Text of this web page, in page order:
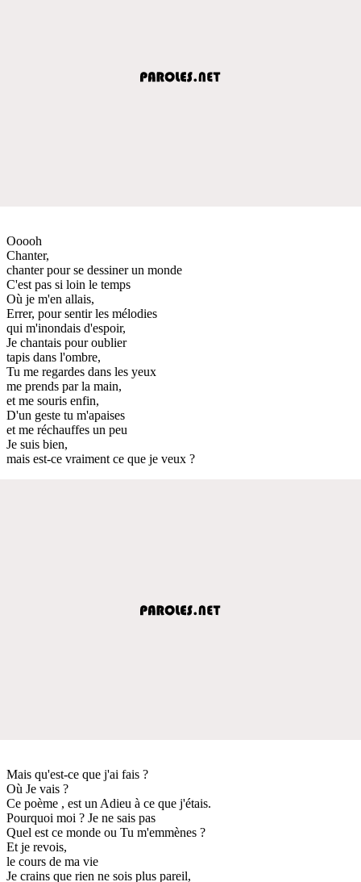
Ooooh
Chanter,
chanter pour se dessiner un monde
C'est pas si loin le temps
Où je m'en allais,
Errer, pour sentir les mélodies
qui m'inondais d'espoir,
Je chantais pour oublier
tapis dans l'ombre,
Tu me regardes dans les yeux
me prends par la main,
et me souris enfin,
D'un geste tu m'apaises
et me réchauffes un peu
Je suis bien,
mais est-ce vraiment ce que je veux ?
Mais qu'est-ce que j'ai fais ?
Où Je vais ?
Ce poème , est un Adieu à ce que j'étais.
Pourquoi moi ? Je ne sais pas
Quel est ce monde ou Tu m'emmènes ?
Et je revois,
le cours de ma vie
Je crains que rien ne sois plus pareil,